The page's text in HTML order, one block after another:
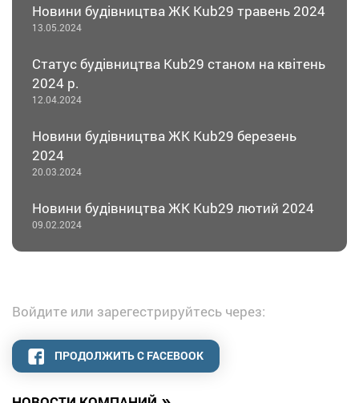
Новини будівництва ЖК Kub29 травень 2024
13.05.2024
Статус будівництва Kub29 станом на квітень
2024 р.
12.04.2024
Новини будівництва ЖК Kub29 березень
2024
20.03.2024
Новини будівництва ЖК Kub29 лютий 2024
09.02.2024
Войдите или зарегестрируйтесь через:
ПРОДОЛЖИТЬ С FACEBOOK